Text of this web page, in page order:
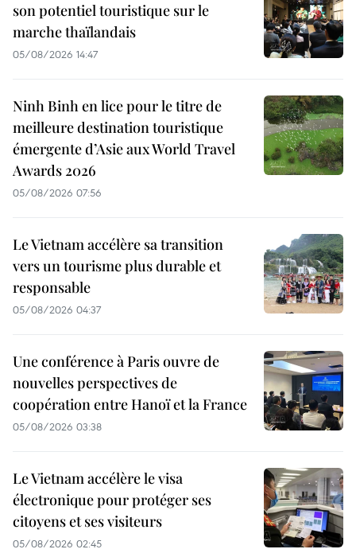
son potentiel touristique sur le
marche thaïlandais
05/08/2026 14:47
Ninh Binh en lice pour le titre de
meilleure destination touristique
émergente d’Asie aux World Travel
Awards 2026
05/08/2026 07:56
Le Vietnam accélère sa transition
vers un tourisme plus durable et
responsable
05/08/2026 04:37
Une conférence à Paris ouvre de
nouvelles perspectives de
coopération entre Hanoï et la France
05/08/2026 03:38
Le Vietnam accélère le visa
électronique pour protéger ses
citoyens et ses visiteurs
05/08/2026 02:45